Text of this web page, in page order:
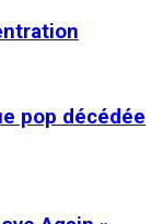
pop décédée